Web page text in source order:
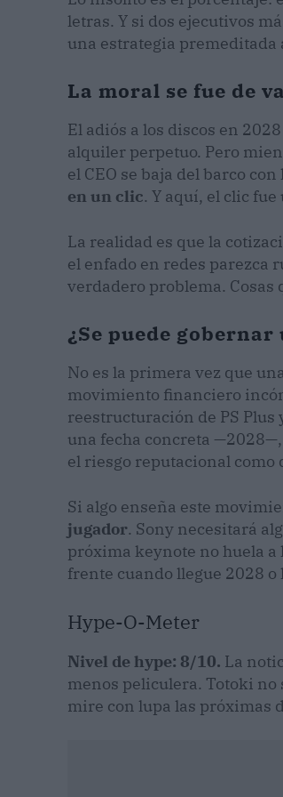
letras. Y si dos ejecutivos
una estrategia premeditada
La moral se fue de
El adiós a los discos en
alquiler perpetuo. Pero
el CEO se baja del barco
en un clic. Y aquí, el clic
La realidad es que la
el enfado en redes parezca
verdadero problema. ​​Cosas
¿Se puede
No es la primera vez que
movimiento financiero
reestructuración de PS
una fecha concreta
el riesgo reputacional como
Si algo enseña este
jugador. Sony necesitará
próxima keynote no huela a
frente cuando llegue 2028
Hype-O-Meter
Nivel de hype: 8/10. La
menos peliculera. Totoki no
mire con lupa las próximas